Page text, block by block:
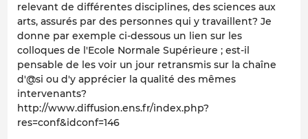
relevant de différentes disciplines, des sciences aux
arts, assurés par des personnes qui y travaillent? Je
donne par exemple ci-dessous un lien sur les
colloques de l'Ecole Normale Supérieure ; est-il
pensable de les voir un jour retransmis sur la chaîne
d'@si ou d'y apprécier la qualité des mêmes
intervenants?
http://www.diffusion.ens.fr/index.php?
res=conf&idconf=146